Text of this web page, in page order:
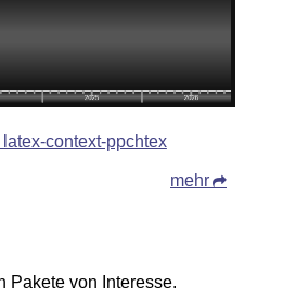
context-ppchtex
mehr
Pakete von Interesse.